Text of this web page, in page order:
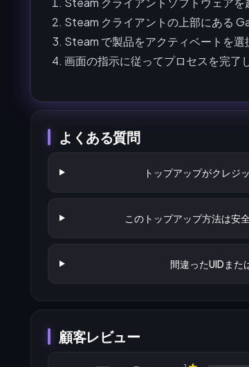
Steam クライアントの上部にある
Steam で製品をアクティベートを選
画面の指示に従ってプロセスを完了
よくある質問
トップアップがクレジ
このトップアップ方法は安
間違ったUIDまた
顧客レビュー